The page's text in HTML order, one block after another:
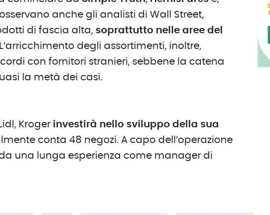
anche gli analisti di Wall Street,
di fascia alta, soprattutto nelle aree del
degli assortimenti, inoltre,
con fornitori stranieri, sebbene la catena
la metà dei casi.
Kroger investirà nello sviluppodella sua
conta 48 negozi. A capo dell’operazione
una lunga esperienza come manager di